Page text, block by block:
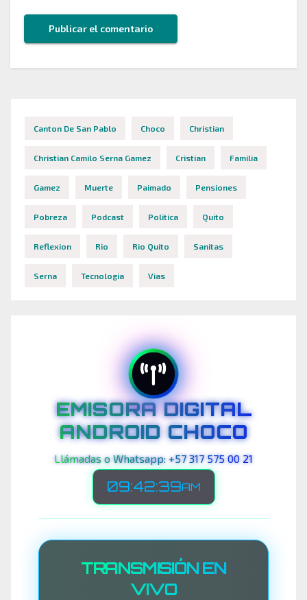
Canton De San Pablo Choco Christian
Christian Camilo Serna Gamez Cristian Familia
Gamez Muerte Paimado Pensiones
Pobreza Podcast Politica Quito
Reflexion Rio Rio Quito Sanitas
Serna Tecnologia Vias
EMISORA DIGITAL
ANDROID CHOCO
Llámadas o Whatsapp: +57 317 575 00 21
09:42:42AM
TRANSMISIÓN EN
VIVO